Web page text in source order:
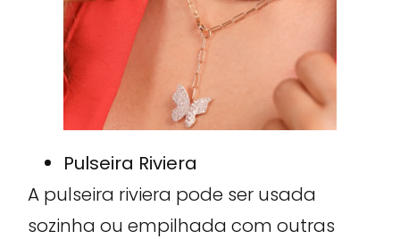
Pulseira Riviera
A pulseira riviera pode ser usada
sozinha ou empilhada com outras